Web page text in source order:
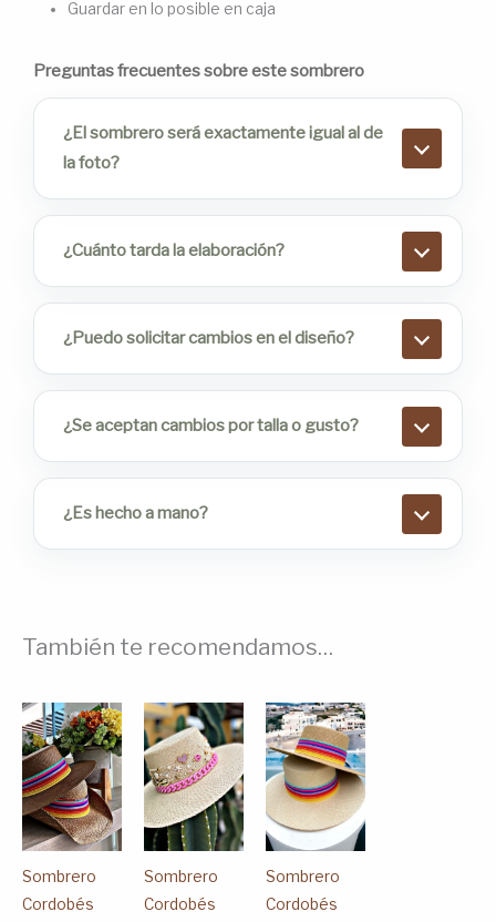
Guardar en lo posible en caja
Preguntas frecuentes sobre este sombrero
¿El sombrero será exactamente igual al de
la foto?
¿Cuánto tarda la elaboración?
¿Puedo solicitar cambios en el diseño?
¿Se aceptan cambios por talla o gusto?
¿Es hecho a mano?
También te recomendamos…
Sombrero
Cordobés
Este
producto
tiene
múltiples
variantes.
Las
opciones
Sombrero
Cordobés
Este
producto
tiene
múltiples
variantes.
Las
opciones
Sombrero
Cordobés
Este
producto
tiene
múltiples
variantes.
Las